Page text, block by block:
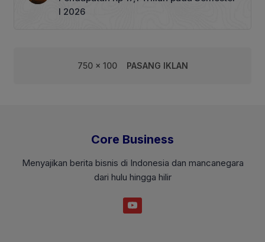
I 2026
750 x 100 PASANG IKLAN
Core Business
Menyajikan berita bisnis di Indonesia dan mancanegara
dari hulu hingga hilir